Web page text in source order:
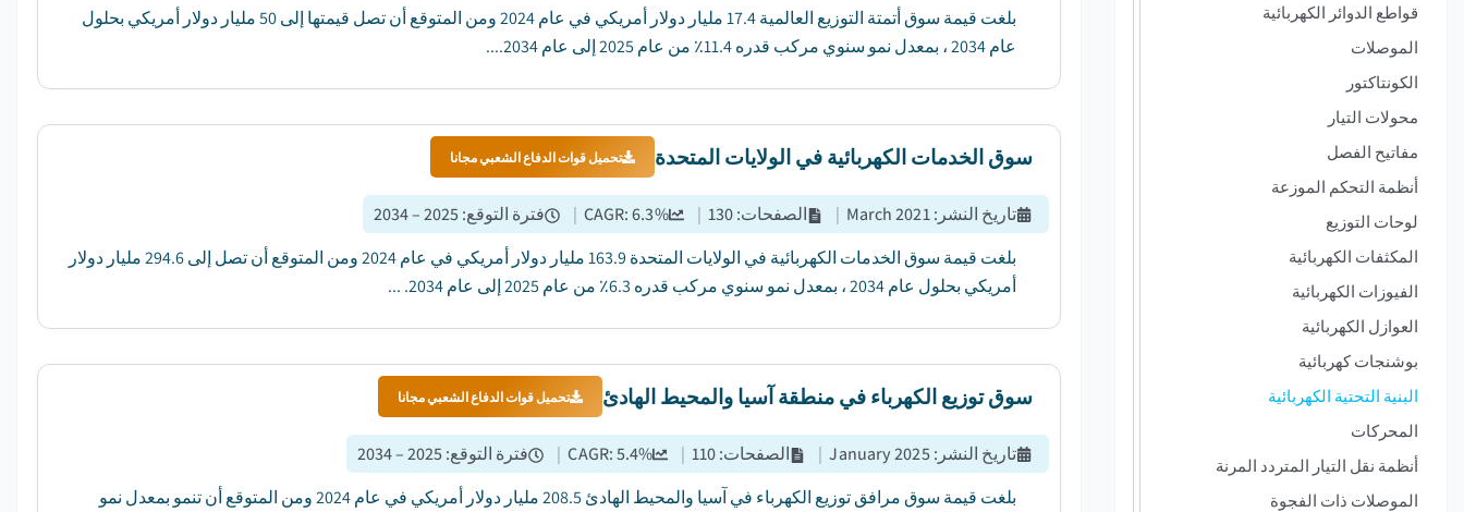
قواطع الدوائر الكهربائية
الموصلات
الكونتاكتور
محولات التيار
مفاتيح الفصل
أنظمة التحكم الموزعة
لوحات التوزيع
المكثفات الكهربائية
الفيوزات الكهربائية
العوازل الكهربائية
بوشنجات كهربائية
البنية التحتية الكهربائية
المحركات
أنظمة نقل التيار المتردد المرنة
الموصلات ذات الفجوة
بلغت قيمة سوق أتمتة التوزيع العالمية 17.4 مليار دولار أمريكي في عام 2024 ومن المتوقع أن تصل قيمتها إلى 50 مليار دولار أمريكي بحلول
عام 2034 ، بمعدل نمو سنوي مركب قدره 11.4٪ من عام 2025 إلى عام 2034....
سوق الخدمات الكهربائية في الولايات المتحدة تحميل قوات الدفاع الشعبي مجانا
تاريخ النشر :
March 2021
| الصفحات:
130
|
CAGR:6.3%
| فترة التوقع:
2025 – 2034
بلغت قيمة سوق الخدمات الكهربائية في الولايات المتحدة 163.9 مليار دولار أمريكي في عام 2024 ومن المتوقع أن تصل إلى 294.6 مليار دولار
أمريكي بحلول عام 2034 ، بمعدل نمو سنوي مركب قدره 6.3٪ من عام 2025 إلى عام 2034. ...
سوق توزيع الكهرباء في منطقة آسيا والمحيط الهادئ تحميل قوات الدفاع الشعبي مجانا
تاريخ النشر :
January 2025
| الصفحات:
110
|
CAGR:5.4%
| فترة التوقع:
2025 – 2034
بلغت قيمة سوق مرافق توزيع الكهرباء في آسيا والمحيط الهادئ 208.5 مليار دولار أمريكي في عام 2024 ومن المتوقع أن تنمو بمعدل نمو